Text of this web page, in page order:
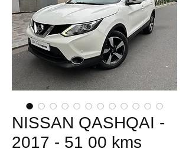
NISSAN QASHQAI -
2017 - 51 00 kms